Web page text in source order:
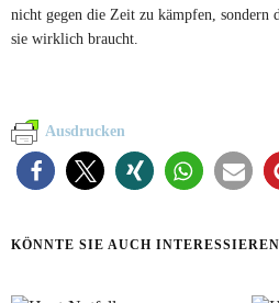
nicht gegen die Zeit zu kämpfen, sondern
sie wirklich braucht.
Ausdrucken
KÖNNTE SIE AUCH INTERESSIEREN